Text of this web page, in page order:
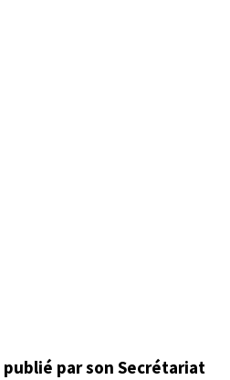
publié par son Secrétariat